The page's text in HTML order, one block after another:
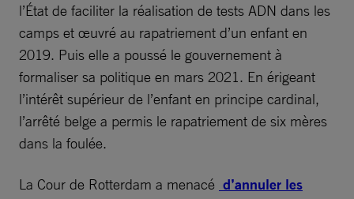
l’État de faciliter la réalisation de tests ADN dans les
camps et œuvré au rapatriement d’un enfant en
2019. Puis elle a poussé le gouvernement à
formaliser sa politique en mars 2021. En érigeant
l’intérêt supérieur de l’enfant en principe cardinal,
l’arrêté belge a permis le rapatriement de six mères
dans la foulée.
La Cour de Rotterdam a menacé d’annuler les